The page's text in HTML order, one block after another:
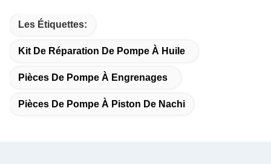
Les Étiquettes:
Kit De Réparation De Pompe À Huile
Pièces De Pompe À Engrenages
Pièces De Pompe À Piston De Nachi